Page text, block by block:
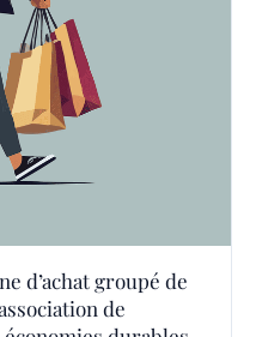
d’achat groupé de
de